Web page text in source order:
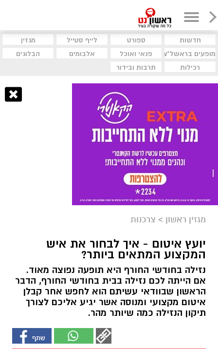
חדשות ספורט לייף סטייל
מגזין
מופעים בראשל"צ
פנאי ואוכל אלבומים
הבלוגים
רכילות
תרבות ובידור
מגזין ראשון > צרכנות
יועץ איטום - איך לבחור את איש
המקצוע המתאים ביותר?
נזילה בחודשי החורף היא תופעה נפוצה מאוד.
אם הייתה לכם נזילה בבית בחודשי החורף, הדבר
הראשון שבוודאי עשיתם הוא לחפש אחר קבלן
איטום מקצועי ומנוסה אשר יגיע אליכם לצורך
תיקון הנזילה כמה שיותר מהר.